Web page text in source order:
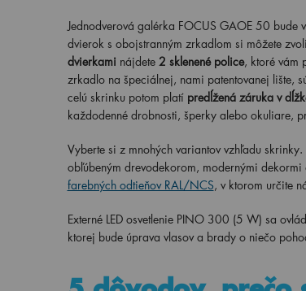
Jednodverová galérka FOCUS GAOE 50 bude
dvierok s obojstranným zrkadlom si môžete
dvierkami nájdete 2 sklenené police, ktoré vám
zrkadlo na špeciálnej, nami patentovanej lište,
celú skrinku potom platí predĺžená záruka v
každodenné drobnosti, šperky alebo okuliare,
Vyberte si z mnohých variantov vzhľadu
obľúbeným drevodekorom, modernými
farebných odtieňov RAL/NCS, v ktorom určite
Externé LED osvetlenie PINO 300 (5 W) sa
ktorej bude úprava vlasov a brady o niečo